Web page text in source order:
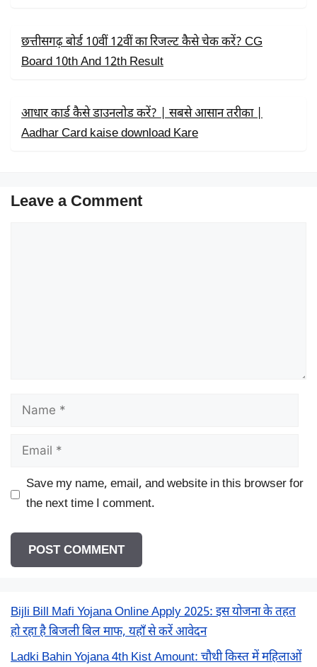
छत्तीसगढ़ बोर्ड 10वीं 12वीं का रिजल्ट कैसे चेक करें? CG
Board 10th And 12th Result
आधार कार्ड कैसे डाउनलोड करें? | सबसे आसान तरीका |
Aadhar Card kaise download Kare
Leave a Comment
Name
Email
Save my name, email, and website in this browser for
the next time I comment.
Bijli Bill Mafi Yojana Online Apply 2025: इस योजना के तहत
हो रहा है बिजली बिल माफ, यहाँ से करें आवेदन
Ladki Bahin Yojana 4th Kist Amount: चौथी किस्त में महिलाओं